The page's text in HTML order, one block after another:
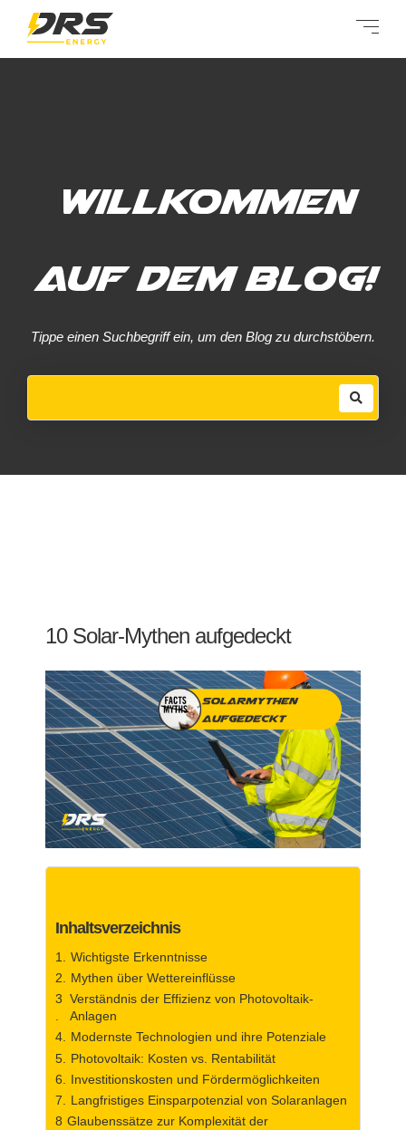
Willkommen
auf dem Blog!
Tippe einen Suchbegriff ein, um den Blog zu durchstöbern.
10 Solar-Mythen aufgedeckt
Inhaltsverzeichnis
Wichtigste Erkenntnisse
Mythen über Wettereinflüsse
Verständnis der Effizienz von Photovoltaik-
Anlagen
Modernste Technologien und ihre Potenziale
Photovoltaik: Kosten vs. Rentabilität
Investitionskosten und Fördermöglichkeiten
Langfristiges Einsparpotenzial von Solaranlagen
Glaubenssätze zur Komplexität der